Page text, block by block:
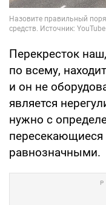
Перекресток
по всему,
и он не
является
нужно с
пересекающиеся
равнозначными.